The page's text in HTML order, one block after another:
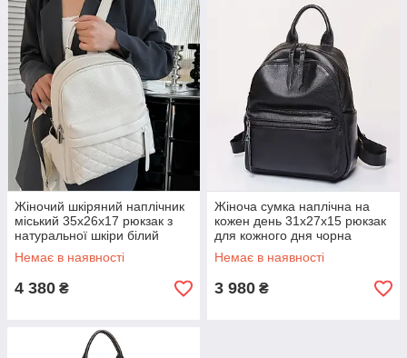
Жіночий шкіряний наплічник
міський 35х26х17 рюкзак з
натуральної шкіри білий
стильний новий гарантія 12
міс.
Немає в наявності
4 380 ₴
Жіноча сумка наплічна на
кожен день 31х27х15 рюкзак
для кожного дня чорна
натуральна шкіра
Немає в наявності
3 980 ₴